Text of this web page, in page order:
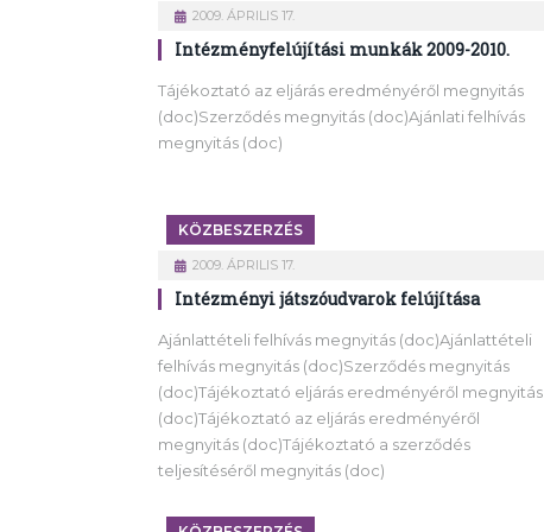
2009. ÁPRILIS 17.
Intézményfelújítási munkák 2009-2010.
Tájékoztató az eljárás eredményéről megnyitás
(doc)Szerződés megnyitás (doc)Ajánlati felhívás
megnyitás (doc)
KÖZBESZERZÉS
2009. ÁPRILIS 17.
Intézményi játszóudvarok felújítása
Ajánlattételi felhívás megnyitás (doc)Ajánlattételi
felhívás megnyitás (doc)Szerződés megnyitás
(doc)Tájékoztató eljárás eredményéről megnyitás
(doc)Tájékoztató az eljárás eredményéről
megnyitás (doc)Tájékoztató a szerződés
teljesítéséről megnyitás (doc)